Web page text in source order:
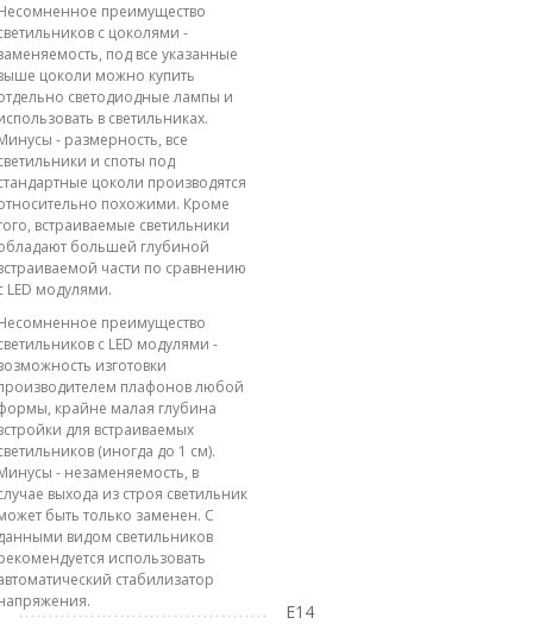
преимущество
с цоколями -
под все указанные
цоколи можно купить
светодиодные лампы и
в светильниках.
- размерность, все
и споты под
цоколи производятся
похожими. Кроме
встраиваемые светильники
большей глубиной
части по сравнению
LED модулями.
преимущество
с LED модулями -
изготовки
плафонов любой
крайне малая глубина
для встраиваемых
(иногда до 1 см).
- незаменяемость, в
выхода из строя светильник
быть только заменен. С
видом светильников
использовать
стабилизатор
E14